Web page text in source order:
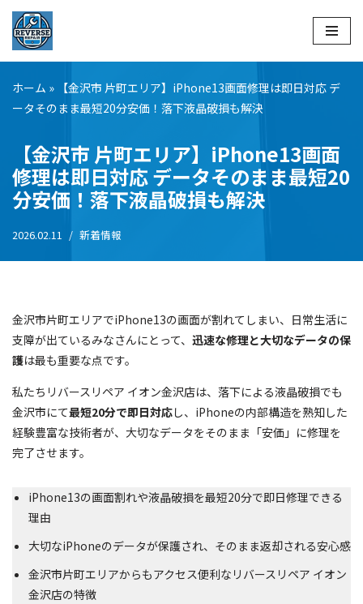
コ
ン
テ
ン
ス
キ
ッ
ホーム » 【金沢市 片町エリア】iPhone13画面修理は即日対応 デ
ータそのまま最短20分安価！落下液晶破損も解決
【金沢市 片町エリア】iPhone13画面
修理は即日対応 データそのまま最短20
分安価！落下液晶破損も解決
2026.02.11 新着情報
金沢市片町エリアでiPhone13の画面が割れてしまい、日常生活に
支障が出ているみなさんにとって、 迅速な修理と大切なデータの保
護は最も重要な点です。
私たちリバースリペア イオン金沢店は、落下による液晶破損でも
金沢市にて最短20分で即日対応し、iPhoneの内部構造を熟知した
経験豊富な技術者が、大切なデータをそのまま「安価」に修理を
完了させます。
iPhone13の画面割れや液晶破損を最短20分で即日修理できる
理由
大切なiPhoneのデータが保護され、そのまま返却される安心感
金沢市片町エリアからもアクセス便利なリバースリペア イオン
金沢店の特徴